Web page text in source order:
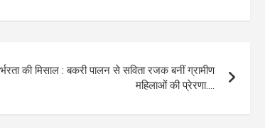
की मिसाल : बकरी पालन से सविता रजक बनीं ग्रामीण
महिलाओं की प्रेरणा….